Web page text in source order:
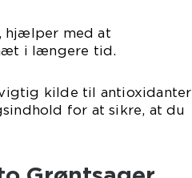
hjælper med at
i længere tid.
kilde til antioxidanter
for at sikre, at du